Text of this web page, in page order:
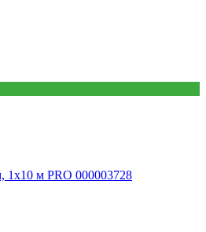
1х10 м PRO 000003728